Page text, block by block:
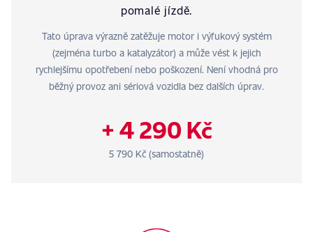
pomalé jízdě.
Tato úprava výrazně zatěžuje motor i výfukový systém
(zejména turbo a katalyzátor) a může vést k jejich
rychlejšímu opotřebení nebo poškození. Není vhodná pro
běžný provoz ani sériová vozidla bez dalších úprav.
+ 4 290 Kč
5 790 Kč (samostatně)